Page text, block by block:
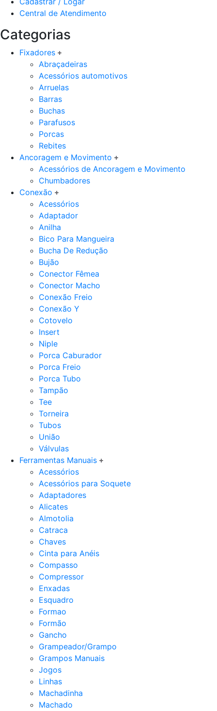
Central de Atendimento
Categorias
Fixadores
Abraçadeiras
Acessórios automotivos
Arruelas
Barras
Buchas
Parafusos
Porcas
Rebites
Ancoragem e Movimento
Acessórios de Ancoragem e Movimento
Chumbadores
Conexão
Acessórios
Adaptador
Anilha
Bico Para Mangueira
Bucha De Redução
Bujão
Conector Fêmea
Conector Macho
Conexão Freio
Conexão Y
Cotovelo
Insert
Niple
Porca Caburador
Porca Freio
Porca Tubo
Tampão
Tee
Torneira
Tubos
União
Válvulas
Ferramentas Manuais
Acessórios
Acessórios para Soquete
Adaptadores
Alicates
Almotolia
Catraca
Chaves
Cinta para Anéis
Compasso
Compressor
Enxadas
Esquadro
Formao
Formão
Gancho
Grampeador/Grampo
Grampos Manuais
Jogos
Linhas
Machadinha
Machado